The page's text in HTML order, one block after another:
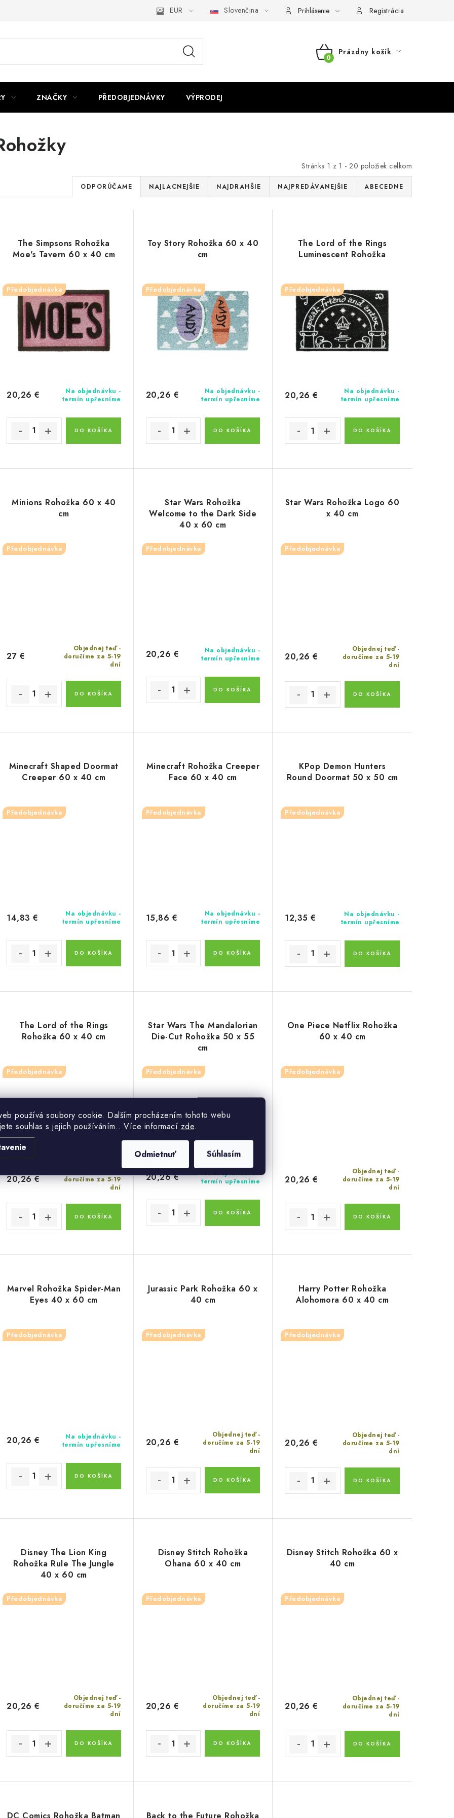
používá soubory cookie. Dalším procházením tohoto webu
souhlas s jejich používáním.. Více informací zde.
Odmietnuť Súhlasím
EUR Slovenčina Prihlásenie Registrácia
NÁKUPNÝ
Prázdny košík
ZNAČKY PŘEDOBJEDNÁVKY VÝPRODEJ
Stránka 1 z 1 - 20 položiek celkom
R
a
e
n
e
p
r
o
u
k
t
v
ODPORÚČAME NAJLACNEJŠIE NAJDRAHŠIE NAJPREDÁVANEJŠIE ABECEDNE
The Simpsons Rohožka
Moe's Tavern 60 x 40 cm
Předobjednávka
Na objednávku -
termín upřesníme
20,26 €
DO KOŠÍKA
Toy Story Rohožka 60 x 40
cm
Předobjednávka
Na objednávku -
termín upřesníme
20,26 €
DO KOŠÍKA
The Lord of the Rings
Luminescent Rohožka
Předobjednávka
Na objednávku -
termín upřesníme
20,26 €
DO KOŠÍKA
Minions Rohožka 60 x 40
cm
Předobjednávka
Objednej teď -
doručíme za 5-19
dní
27 €
DO KOŠÍKA
Star Wars Rohožka
Welcome to the Dark Side
40 x 60 cm
Předobjednávka
Na objednávku -
termín upřesníme
20,26 €
DO KOŠÍKA
Star Wars Rohožka Logo 60
x 40 cm
Předobjednávka
Objednej teď -
doručíme za 5-19
dní
20,26 €
DO KOŠÍKA
Minecraft Shaped Doormat
Creeper 60 x 40 cm
Předobjednávka
Na objednávku -
termín upřesníme
14,83 €
DO KOŠÍKA
Minecraft Rohožka Creeper
Face 60 x 40 cm
Předobjednávka
Na objednávku -
termín upřesníme
15,86 €
DO KOŠÍKA
KPop Demon Hunters
Round Doormat 50 x 50 cm
Předobjednávka
Na objednávku -
termín upřesníme
12,35 €
DO KOŠÍKA
The Lord of the Rings
Rohožka 60 x 40 cm
Předobjednávka
doručíme za 5-19
dní
20,26 €
DO KOŠÍKA
Star Wars The Mandalorian
Die-Cut Rohožka 50 x 55
cm
Předobjednávka
Na objednávku -
termín upřesníme
20,26 €
DO KOŠÍKA
One Piece Netflix Rohožka
60 x 40 cm
Předobjednávka
Objednej teď -
doručíme za 5-19
dní
20,26 €
DO KOŠÍKA
Marvel Rohožka Spider-Man
Eyes 40 x 60 cm
Předobjednávka
Na objednávku -
termín upřesníme
20,26 €
DO KOŠÍKA
Jurassic Park Rohožka 60 x
40 cm
Předobjednávka
Objednej teď -
doručíme za 5-19
dní
20,26 €
DO KOŠÍKA
Harry Potter Rohožka
Alohomora 60 x 40 cm
Předobjednávka
Objednej teď -
doručíme za 5-19
dní
20,26 €
DO KOŠÍKA
Disney The Lion King
Rohožka Rule The Jungle
40 x 60 cm
Předobjednávka
Objednej teď -
doručíme za 5-19
dní
20,26 €
DO KOŠÍKA
Disney Stitch Rohožka
Ohana 60 x 40 cm
Předobjednávka
Objednej teď -
doručíme za 5-19
dní
20,26 €
DO KOŠÍKA
Disney Stitch Rohožka 60 x
40 cm
Předobjednávka
Objednej teď -
doručíme za 5-19
dní
20,26 €
DO KOŠÍKA